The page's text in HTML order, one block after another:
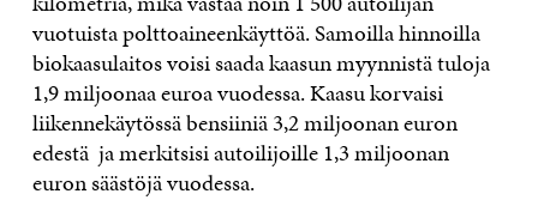
vuotuista polttoaineenkäyttöä. Samoilla hinnoilla
biokaasulaitos voisi saada kaasun myynnistä tuloja
1,9 miljoonaa euroa vuodessa. Kaasu korvaisi
liikennekäytössä bensiiniä 3,2 miljoonan euron
edestä ja merkitsisi autoilijoille 1,3 miljoonan
euron säästöjä vuodessa.